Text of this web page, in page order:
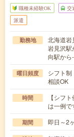
職種未経験OK 交
派遣
勤務地
北海道岩
岩見沢駅
向駅から
曜日頻度
シフト
相談OK
時間
【シフ
は一例
期間 即日～2